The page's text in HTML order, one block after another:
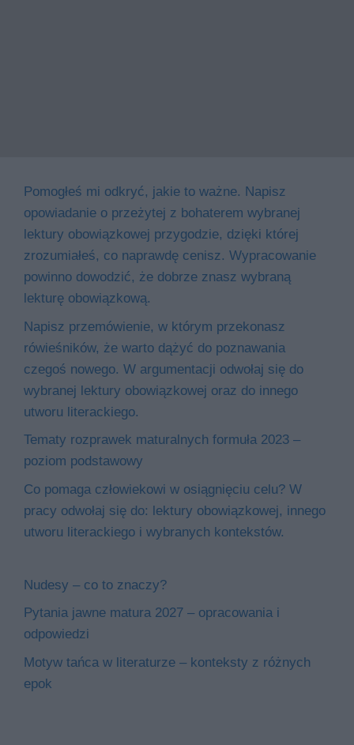
Pomogłeś mi odkryć, jakie to ważne. Napisz
opowiadanie o przeżytej z bohaterem wybranej
lektury obowiązkowej przygodzie, dzięki której
zrozumiałeś, co naprawdę cenisz. Wypracowanie
powinno dowodzić, że dobrze znasz wybraną
lekturę obowiązkową.
Napisz przemówienie, w którym przekonasz
rówieśników, że warto dążyć do poznawania
czegoś nowego. W argumentacji odwołaj się do
wybranej lektury obowiązkowej oraz do innego
utworu literackiego.
Tematy rozprawek maturalnych formuła 2023 –
poziom podstawowy
Co pomaga człowiekowi w osiągnięciu celu? W
pracy odwołaj się do: lektury obowiązkowej, innego
utworu literackiego i wybranych kontekstów.
Nudesy – co to znaczy?
Pytania jawne matura 2027 – opracowania i
odpowiedzi
Motyw tańca w literaturze – konteksty z różnych
epok